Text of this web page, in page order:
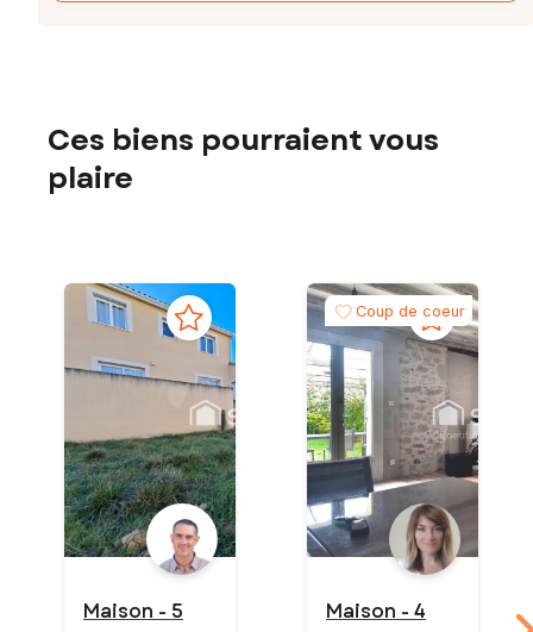
Ces biens pourraient vous
plaire
Maison - 5
Coup de coeur
Maison - 4